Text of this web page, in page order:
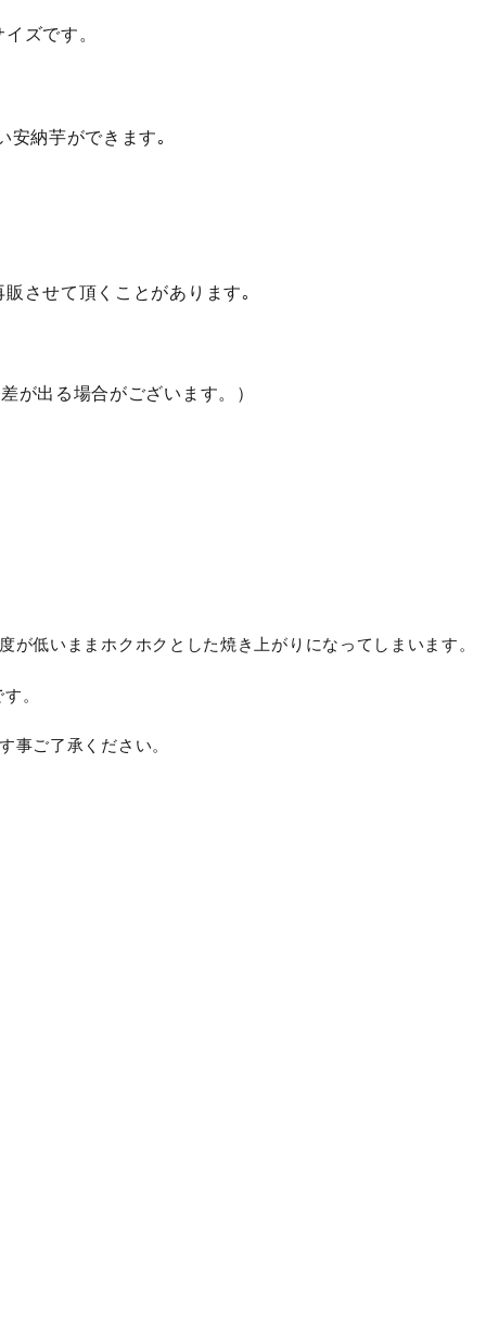
ズです。
安納芋ができます｡
させて頂くことがあります｡
が出る場合がございます。）
低いままホクホクとした焼き上がりになってしまいます。
。
事ご了承ください。